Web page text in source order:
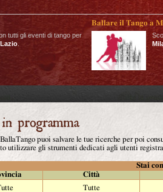
tutti gli eventi di tango per
Lazio
Ballare il Tango a
puoi salvare le tue ricerche per poi
utilizzare gli strumenti dedicati agli utenti
Stai
Città
Tutte